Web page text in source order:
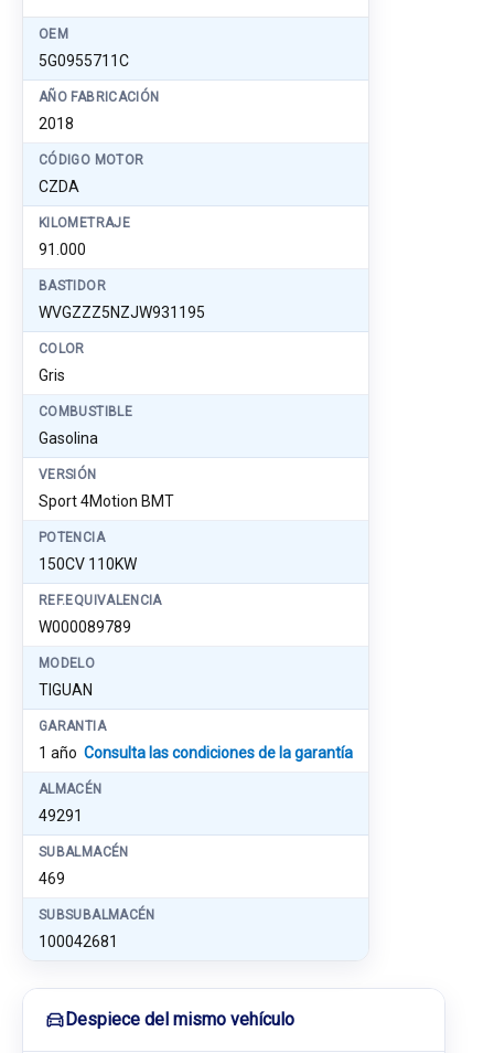
OEM
5G0955711C
AÑO FABRICACIÓN
2018
CÓDIGO MOTOR
CZDA
KILOMETRAJE
91.000
BASTIDOR
WVGZZZ5NZJW931195
COLOR
Gris
COMBUSTIBLE
Gasolina
VERSIÓN
Sport 4Motion BMT
POTENCIA
150CV 110KW
REF.EQUIVALENCIA
W000089789
MODELO
TIGUAN
GARANTIA
1 año Consulta las condiciones de la garantía
ALMACÉN
49291
SUBALMACÉN
469
SUBSUBALMACÉN
100042681
Despiece del mismo vehículo